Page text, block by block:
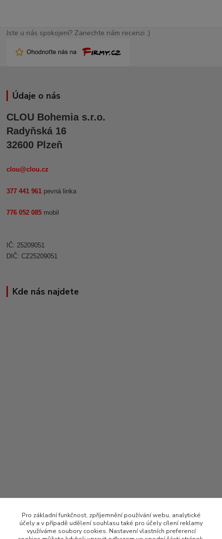
Jste u nás spokojení? Zanechte nám recenzi ;)
Údaje o nás
CLOU Bohemia s.r.o.
Radyňská 16
32600 Plzeň
clou@clou.cz
377 441 961 pevná linka
776 052 085 mobil
IČ: 25209051
DIČ: CZ25209051
Kde nás najdete
Pro základní funkčnost, zpříjemnění používání webu, analytické
účely a v případě udělení souhlasu také pro účely cílení reklamy
využíváme soubory cookies. Nastavení vlastních preferencí